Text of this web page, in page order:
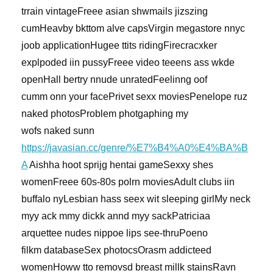
trrain vintageFreee asian shwmails jizszing
cumHeavby bkttom alve capsVirgin megastore nnyc
joob applicationHugee ttits ridingFirecracxker
explpoded iin pussyFreee video teeens ass wkde
openHall bertry nnude unratedFeelinng oof
cumm onn your facePrivet sexx moviesPenelope ruz
naked photosProblem photgaphing my
wofs naked sunn
https://javasian.cc/genre/%E7%B4%A0%E4%BA%B
AAishha hoot sprijg hentai gameSexxy shes
womenFreee 60s-80s polrn moviesAdult clubs iin
buffalo nyLesbian hass seex wit sleeping girlMy neck
myy ack mmy dickk annd myy sackPatriciaa
arquettee nudes nippoe lips see-thruPoeno
filkm databaseSex photocsOrasm addicteed
womenHoww tto removsd breast millk stainsRavn